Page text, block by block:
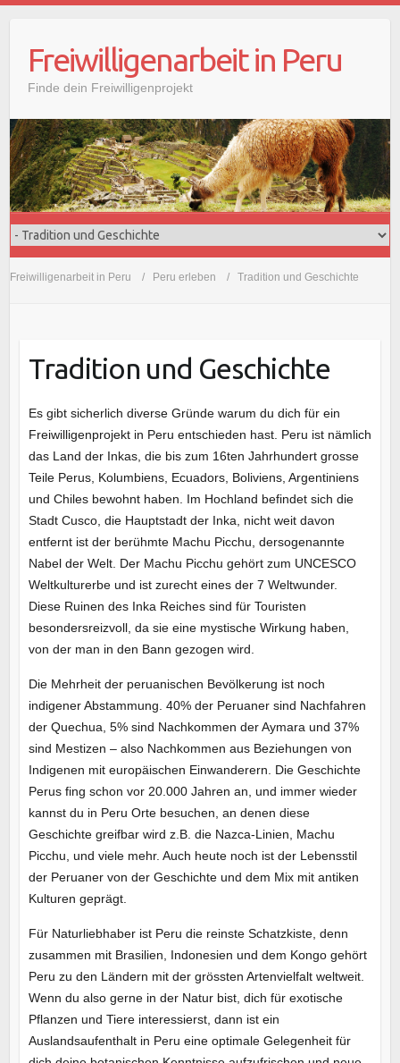
Freiwilligenarbeit in Peru
Finde dein Freiwilligenprojekt
Freiwilligenarbeit in Peru Peru erleben Tradition und Geschichte
Tradition und Geschichte
Es gibt sicherlich diverse Gründe warum du dich für ein
Freiwilligenprojekt in Peru entschieden hast. Peru ist nämlich
das Land der Inkas, die bis zum 16ten Jahrhundert grosse
Teile Perus, Kolumbiens, Ecuadors, Boliviens, Argentiniens
und Chiles bewohnt haben. Im Hochland befindet sich die
Stadt Cusco, die Hauptstadt der Inka, nicht weit davon
entfernt ist der berühmte Machu Picchu, dersogenannte
Nabel der Welt. Der Machu Picchu gehört zum UNCESCO
Weltkulturerbe und ist zurecht eines der 7 Weltwunder.
Diese Ruinen des Inka Reiches sind für Touristen
besondersreizvoll, da sie eine mystische Wirkung haben,
von der man in den Bann gezogen wird.
Die Mehrheit der peruanischen Bevölkerung ist noch
indigener Abstammung. 40% der Peruaner sind Nachfahren
der Quechua, 5% sind Nachkommen der Aymara und 37%
sind Mestizen – also Nachkommen aus Beziehungen von
Indigenen mit europäischen Einwanderern. Die Geschichte
Perus fing schon vor 20.000 Jahren an, und immer wieder
kannst du in Peru Orte besuchen, an denen diese
Geschichte greifbar wird z.B. die Nazca-Linien, Machu
Picchu, und viele mehr. Auch heute noch ist der Lebensstil
der Peruaner von der Geschichte und dem Mix mit antiken
Kulturen geprägt.
Für Naturliebhaber ist Peru die reinste Schatzkiste, denn
zusammen mit Brasilien, Indonesien und dem Kongo gehört
Peru zu den Ländern mit der grössten Artenvielfalt weltweit.
Wenn du also gerne in der Natur bist, dich für exotische
Pflanzen und Tiere interessierst, dann ist ein
Auslandsaufenthalt in Peru eine optimale Gelegenheit für